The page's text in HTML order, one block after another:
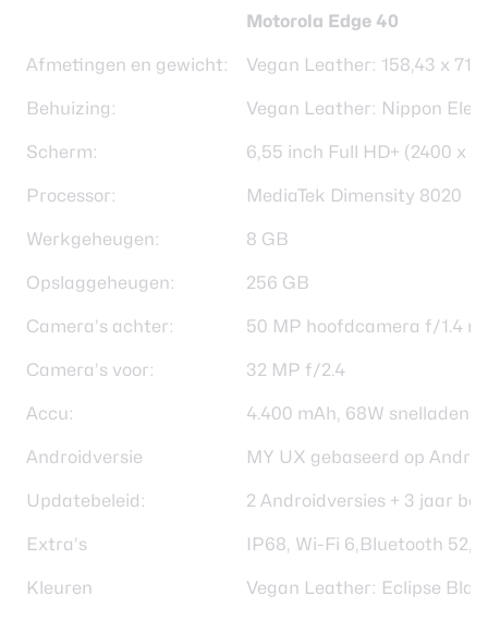
Motorola Edge 40
Afmetingen en gewicht: Vegan Leather: 158,43 x
Behuizing: Vegan Leather: Nippon
Scherm: 6,55 inch Full HD+ (2400 x
Processor: MediaTek Dimensity 8020
Werkgeheugen: 8 GB
Opslaggeheugen: 256 GB
Camera’s achter: 50 MP hoofdcamera f/1.4
Camera’s voor: 32 MP f/2.4
Accu: 4.400 mAh, 68W snelladen,
Androidversie MY UX gebaseerd op
Updatebeleid: 2 Androidversies + 3 jaar
Extra’s IP68, Wi-Fi 6,Bluetooth 52,
Kleuren Vegan Leather: Eclipse